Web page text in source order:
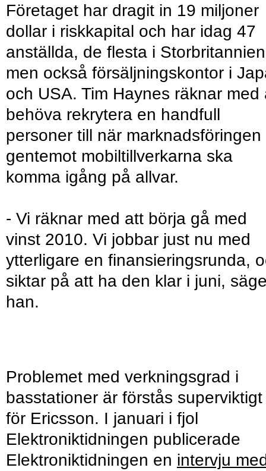
Företaget har dragit in 19 miljoner
dollar i riskkapital och har idag 47
anställda, de flesta i Storbritannien
men också försäljningskontor i
och USA. Tim Haynes räknar med
behöva rekrytera en handfull
personer till när marknadsföringen
gentemot mobiltillverkarna ska
komma igång på allvar.
- Vi räknar med att börja gå med
vinst 2010. Vi jobbar just nu med
ytterligare en finansieringsrunda,
siktar på att ha den klar i juni,
han.
Problemet med verkningsgrad i
basstationer är förstås superviktigt
för Ericsson. I januari i fjol
Elektroniktidningen publicerade
Elektroniktidningen en intervju